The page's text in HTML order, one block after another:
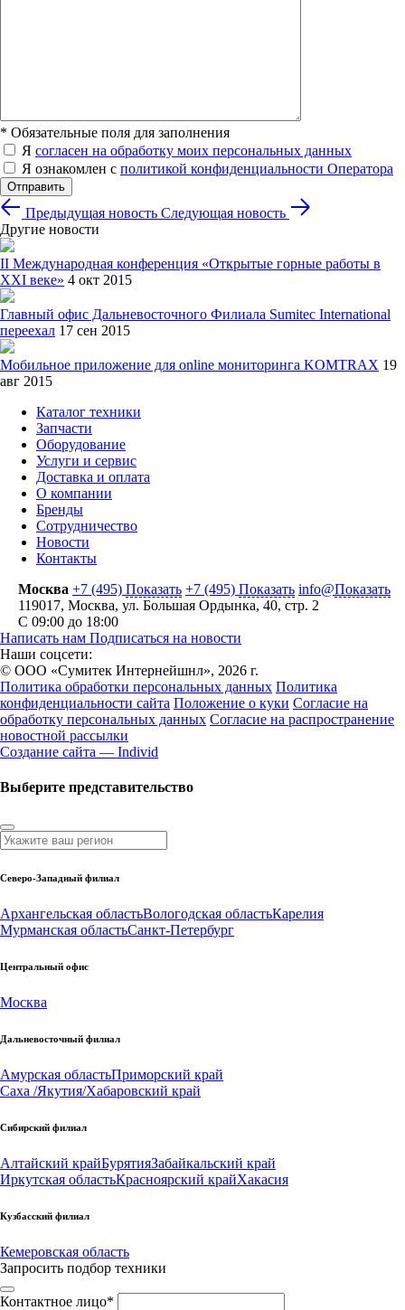
* Обязательные поля для заполнения
Я согласен на обработку моих персональных данных
Я ознакомлен с политикой конфиденциальности Оператора
Отправить
Предыдущая новость Следующая новость
Другие новости
II Международная конференция «Открытые горные работы в
XXI веке» 4 окт 2015
Главный офис Дальневосточного Филиала Sumitec International
переехал 17 сен 2015
Мобильное приложение для online мониторинга KOMTRAX 19
авг 2015
Каталог техники
Запчасти
Оборудование
Услуги и сервис
Доставка и оплата
О компании
Бренды
Сотрудничество
Новости
Контакты
Москва +7 (495) Показать +7 (495) Показать info@Показать
119017, Москва, ул. Большая Ордынка, 40, стр. 2
С 09:00 до 18:00
Написать нам Подписаться на новости
Наши соцсети:
© ООО «Сумитек Интернейшнл», 2026 г.
Политика обработки персональных данных Политика
конфиденциальности сайта Положение о куки Согласие на
обработку персональных данных Согласие на распространение
новостной рассылки
Создание сайта — Individ
Выберите представительство
Северо-Западный филиал
Архангельская областьВологодская областьКарелия
Мурманская областьСанкт-Петербург
Центральный офис
Москва
Дальневосточный филиал
Амурская областьПриморский край
Саха /Якутия/Хабаровский край
Сибирский филиал
Алтайский крайБурятияЗабайкальский край
Иркутская областьКрасноярский крайХакасия
Кузбасский филиал
Кемеровская область
Запросить подбор техники
Контактное лицо*